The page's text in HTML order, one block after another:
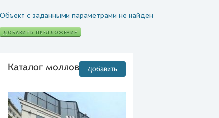
Объект с заданными параметрами не найден
ДОБАВИТЬ ПРЕДЛОЖЕНИЕ
Каталог моллов Добавить